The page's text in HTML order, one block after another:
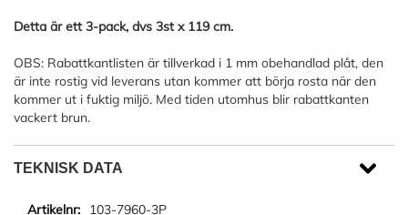
Detta är ett 3-pack, dvs 3st x 119 cm.
OBS: Rabattkantlisten är tillverkad i 1 mm obehandlad plåt, den
är inte rostig vid leverans utan kommer att börja rosta när den
kommer ut i fuktig miljö. Med tiden utomhus blir rabattkanten
vackert brun.
TEKNISK DATA
103-7960-3P